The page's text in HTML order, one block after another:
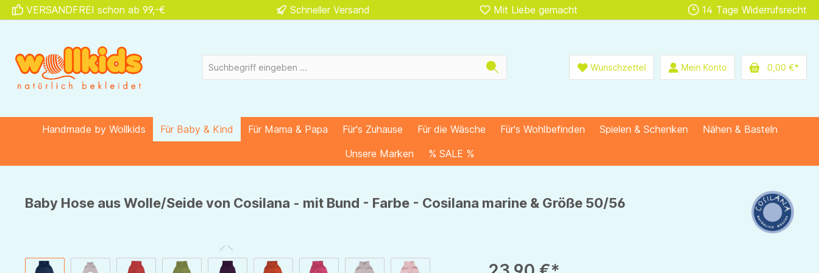
Zur Hauptnavigation springen
VERSANDFREI schon ab 99,-€ Schneller Versand Mit Liebe gemacht 14 Tage Widerrufsrecht
Wunschzettel Mein Konto 0,00 €*
Handmade by Wollkids Für Baby & Kind Für Mama & Papa Für's Zuhause Für die Wäsche Für's Wohlbefinden Spielen & Schenken
Nähen & Basteln
Unsere Marken
% SALE %
Baby Hose aus Wolle/Seide von Cosilana - mit Bund - Farbe - Cosilana marine & Größe 50/56
Bildergalerie überspringen